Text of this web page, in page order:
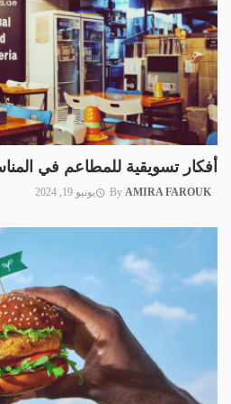
أفكار تسويقية للمطاعم في
By AMIRA FAROUK يونيو 19, 2024